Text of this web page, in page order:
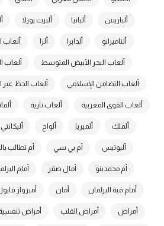
ألباريس ألبانيا ألبرت بورلا
ألتاميرانو ألدابرا ألزا ألعاب
ألعاب البحر الأبيض المتوسط ألعاب
ألعاب التضامن الإسلامي ألعاب الحظ عبر
ألعاب القوى المغربية ألعاب نارية
ألملك ألميريا ألواح أليكانتي
أليوتيس أم بي سي أم تطالب
أم محمدينو أمال صقر أمام
أمام قبة البرلمان أمان أمبرواز
أمراض أمراض القلب أمراض